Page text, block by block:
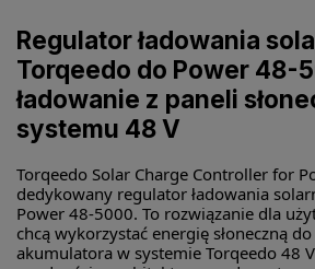
Regulator ładowania
Torqeedo do Power 48-
ładowanie z paneli
systemu 48 V
Torqeedo Solar Charge Controller for
dedykowany regulator ładowania
Power 48-5000. To rozwiązanie dla
chcą wykorzystać energię słoneczną
akumulatora w systemie Torqeedo 48